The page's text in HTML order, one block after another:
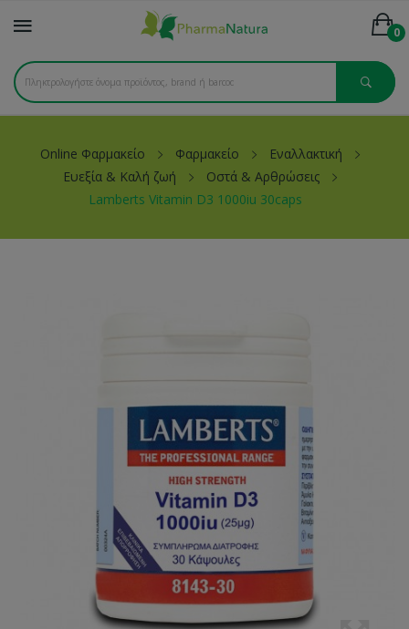
0
Online Φαρμακείο Φαρμακείο
Εναλλακτική
Ευεξία & Καλή ζωή
Οστά & Αρθρώσεις
Lamberts Vitamin D3 1000iu 30caps